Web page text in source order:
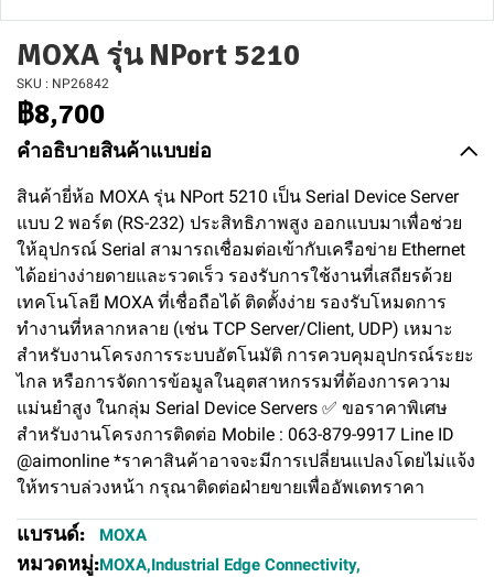
MOXA รุ่น NPort 5210
SKU : NP26842
฿8,700
คำอธิบายสินค้าแบบย่อ
สินค้ายี่ห้อ MOXA รุ่น NPort 5210 เป็น Serial Device Server
แบบ 2 พอร์ต (RS-232) ประสิทธิภาพสูง ออกแบบมาเพื่อช่วย
ให้อุปกรณ์ Serial สามารถเชื่อมต่อเข้ากับเครือข่าย Ethernet
ได้อย่างง่ายดายและรวดเร็ว รองรับการใช้งานที่เสถียรด้วย
เทคโนโลยี MOXA ที่เชื่อถือได้ ติดตั้งง่าย รองรับโหมดการ
ทำงานที่หลากหลาย (เช่น TCP Server/Client, UDP) เหมาะ
สำหรับงานโครงการระบบอัตโนมัติ การควบคุมอุปกรณ์ระยะ
ไกล หรือการจัดการข้อมูลในอุตสาหกรรมที่ต้องการความ
แม่นยำสูง ในกลุ่ม Serial Device Servers ✅ ขอราคาพิเศษ
สำหรับงานโครงการติดต่อ Mobile : 063-879-9917 Line ID
@aimonline *ราคาสินค้าอาจจะมีการเปลี่ยนแปลงโดยไม่แจ้ง
ให้ทราบล่วงหน้า กรุณาติดต่อฝ่ายขายเพื่ออัพเดทราคา
แบรนด์: MOXA
หมวดหมู่:MOXA,Industrial Edge Connectivity,